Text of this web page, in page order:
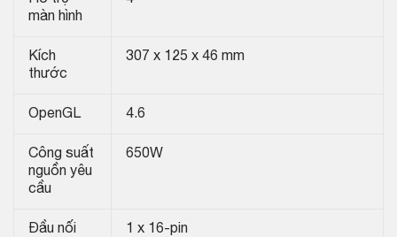
màn hình
Kích
thước
307 x 125 x 46 mm
OpenGL 4.6
Công suất
nguồn yêu
cầu
650W
Đầu nối
1 x 16-pin